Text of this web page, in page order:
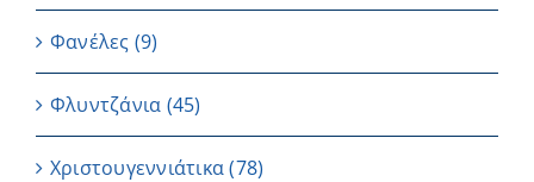
Φανέλες (9)
Φλυντζάνια (45)
Χριστουγεννιάτικα(78)